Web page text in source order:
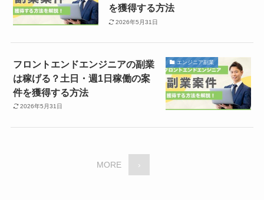
を獲得する方法
2026年5月31日
エンジニア副業
フロントエンドエンジニアの副業
は稼げる？土日・週1日稼働の案
件を獲得する方法
2026年5月31日
MORE ›